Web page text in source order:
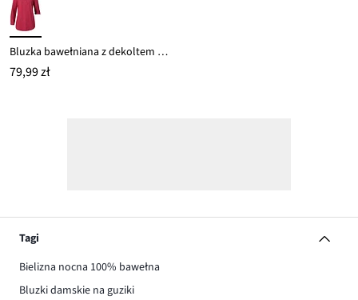
Bluzka bawełniana z dekoltem henley z plisą guzikową
79,99 zł
Tagi
Bielizna nocna 100% bawełna
Bluzki damskie na guziki